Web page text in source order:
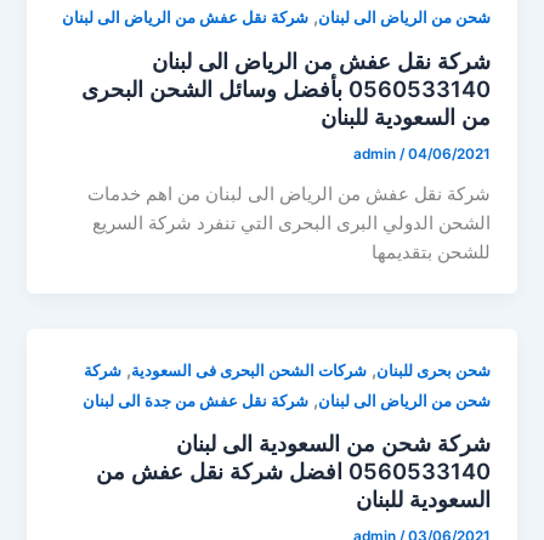
شحن من الرياض الى لبنان,شركة نقل عفش من الرياض الى لبنان
شركة نقل عفش من الرياض الى لبنان
0560533140 بأفضل وسائل الشحن البحرى
من السعودية للبنان
admin /04/06/2021
شركة نقل عفش من الرياض الى لبنان من اهم خدمات
الشحن الدولي البرى البحرى التي تنفرد شركة السريع
للشحن بتقديمها
شحن بحرى للبنان,شركات الشحن البحرى فى السعودية,شركة
شحن من الرياض الى لبنان,شركة نقل عفش من جدة الى لبنان
شركة شحن من السعودية الى لبنان
0560533140 افضل شركة نقل عفش من
السعودية للبنان